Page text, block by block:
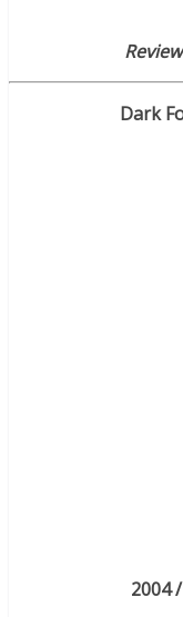
Dark
2004